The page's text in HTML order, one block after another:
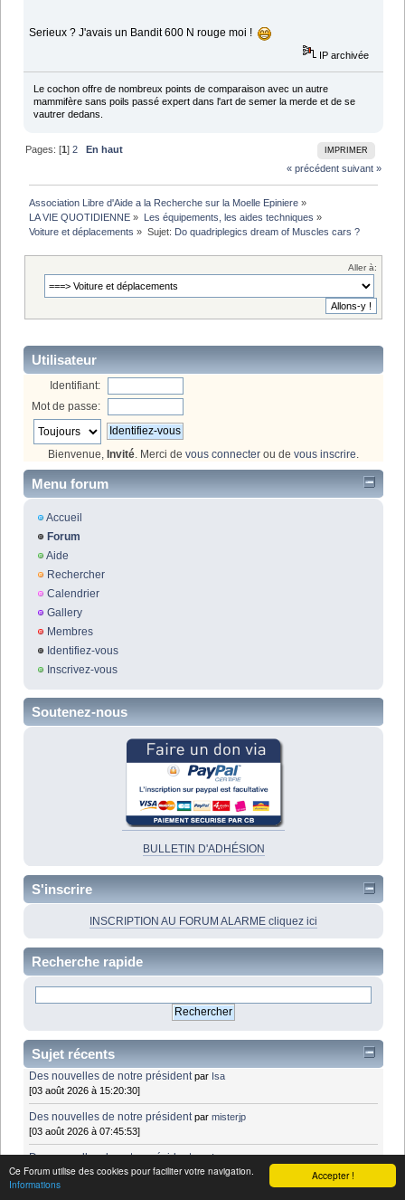
Accepter !
Ce Forum utilise des cookies pour faciliter votre navigation.
Informations
Serieux ? J'avais un Bandit 600 N rouge moi !
IP archivée
Le cochon offre de nombreux points de comparaison avec un autre
mammifère sans poils passé expert dans l'art de semer la merde et de se
vautrer dedans.
IMPRIMER
Pages: [1]2
En haut
« précédent suivant »
Association Libre d'Aide a la Recherche sur la Moelle Epiniere »
LA VIE QUOTIDIENNE » Les équipements, les aides techniques »
Voiture et déplacements » Sujet: Do quadriplegics dream of Muscles cars ?
Aller à:
Utilisateur
Identifiant:
Mot de passe:
Bienvenue, Invité. Merci de vous connecter ou de vous inscrire.
Menu forum
Accueil
Forum
Aide
Rechercher
Calendrier
Gallery
Membres
Identifiez-vous
Inscrivez-vous
Soutenez-nous
BULLETIN D'ADHÉSION
S'inscrire
INSCRIPTION AU FORUM ALARME cliquez ici
Recherche rapide
Sujet récents
Des nouvelles de notre président par Isa
[03 août 2026 à 15:20:30]
Des nouvelles de notre président parmisterjp
[03 août 2026 à 07:45:53]
Des nouvelles de notre président parIsa
[02 août 2026 à 17:42:25]